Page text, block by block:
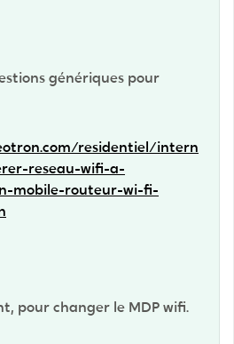
génériques pour
residentiel/intern
reseau-wifi-a-
mobile-routeur-wi-fi-
pour changer le MDP wifi.